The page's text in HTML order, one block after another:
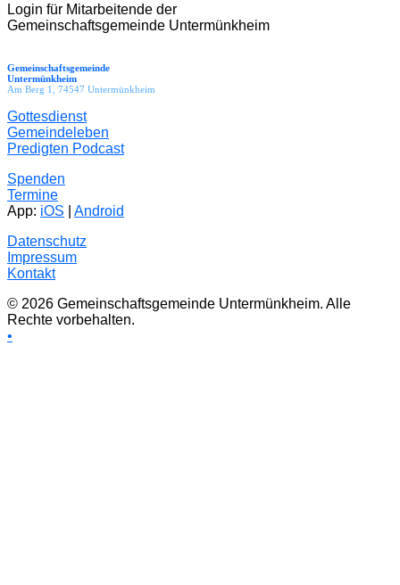
Login für Mitarbeitende der
Gemeinschaftsgemeinde Untermünkheim
Gemeinschaftsgemeinde
Untermünkheim
Am Berg 1, 74547 Untermünkheim
Gottesdienst
Gemeindeleben
Predigten Podcast
Spenden
Termine
App: iOS
Android
Datenschutz
Impressum
Kontakt
© 2026 Gemeinschaftsgemeinde Untermünkheim. Alle
Rechte vorbehalten.
•